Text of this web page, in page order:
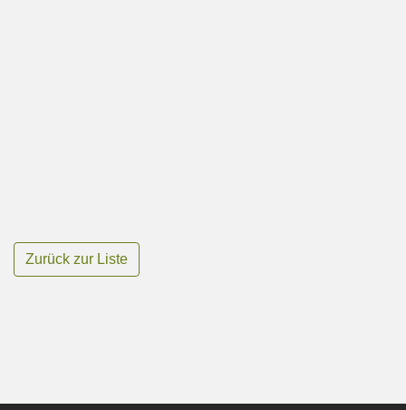
Zurück zur Liste